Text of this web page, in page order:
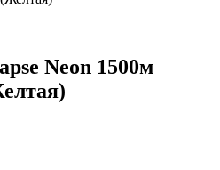
Neon 1500м